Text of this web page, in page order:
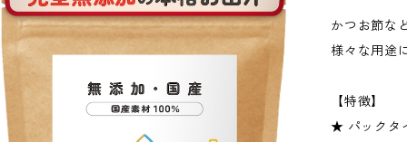
かつお節な
様々な用途
【特徴】
★ パックタ